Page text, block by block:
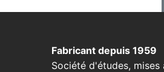
Fabricant depuis 1959
Société d'études, mises